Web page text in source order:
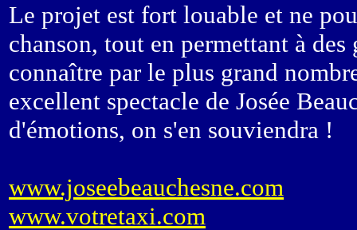
Le projet est fort louable et ne
chanson, tout en permettant à
connaître par le plus grand
excellent spectacle de Josée
d'émotions, on s'en souviendra !
www.joseebeauchesne.com
www.votretaxi.com